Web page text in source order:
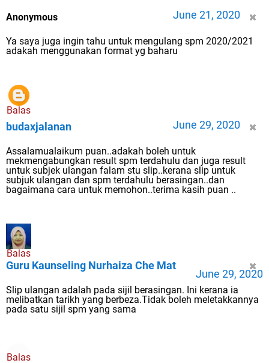
Anonymous June 21, 2020
Ya saya juga ingin tahu untuk mengulang spm 2020/2021
adakah menggunakan format yg baharu
Balas
budaxjalanan June 29, 2020
Assalamualaikum puan..adakah boleh untuk
mekmengabungkan result spm terdahulu dan juga result
untuk subjek ulangan falam stu slip..kerana slip untuk
subjuk ulangan dan spm terdahulu berasingan..dan
bagaimana cara untuk memohon..terima kasih puan ..
Balas
Guru Kaunseling Nurhaiza Che Mat
June 29, 2020
Slip ulangan adalah pada sijil berasingan. Ini kerana ia
melibatkan tarikh yang berbeza.Tidak boleh meletakkannya
pada satu sijil spm yang sama
Balas